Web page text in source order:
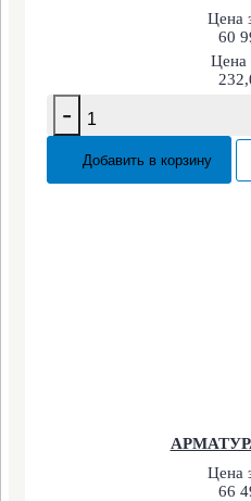
Цена
60
Цена
-
Добавить в корзину
Цена
66